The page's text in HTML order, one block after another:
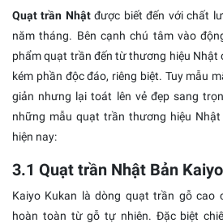
Quạt trần Nhậtđược biết đến với chất
năm tháng. Bên cạnh chú tâm vào
phẩm quạt trần đến từ thương hiệu Nhật
kém phần độc đáo, riêng biệt. Tuy mẫu
giản nhưng lại toát lên vẻ đẹp sang
những mẫu quạt trần thương hiệu
hiện nay:
3.1 Quạt trần Nhật Bản
Kaiyo Kukan là dòng quạt trần gỗ cao
hoàn toàn từ gỗ tự nhiên. Đặc biệt